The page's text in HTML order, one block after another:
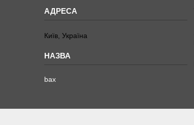
Київ, Україна
bax